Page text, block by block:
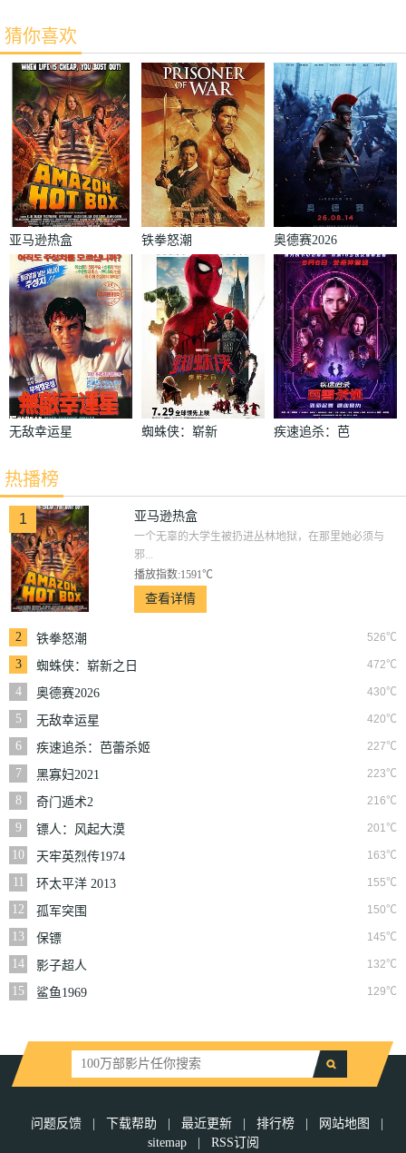
猜你喜欢
亚马逊热盒 铁拳怒潮 奥德赛2026
无敌幸运星
蜘蛛侠：崭新
疾速追杀：芭
热播榜
1 亚马逊热盒
一个无辜的大学生被扔进丛林地狱，在那里她必须与
邪...
播放指数:1591℃
查看详情
2 526℃
铁拳怒潮
3
472℃
蜘蛛侠：崭新之日
4
430℃
奥德赛2026
5
420℃
无敌幸运星
6
227℃
疾速追杀：芭蕾杀姬
7
223℃
黑寡妇2021
8
216℃
奇门遁术2
9
201℃
镖人：风起大漠
10
163℃
天牢英烈传1974
11
155℃
环太平洋 2013
12
150℃
孤军突围
13
145℃
保镖
14
132℃
影子超人
15
129℃
鲨鱼1969
问题反馈 下载帮助 最近更新 排行榜 网站地图
sitemap
RSS订阅